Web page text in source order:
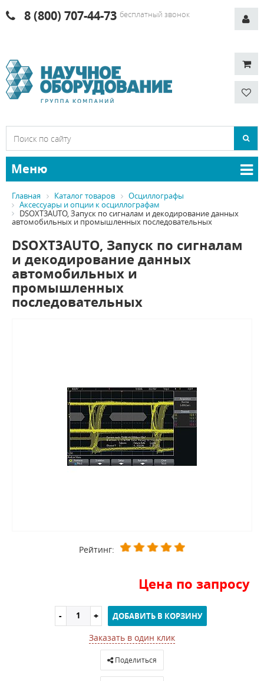
8 (800) 707-44-73 бесплатный звонок
Меню
Главная Каталог товаров
Осциллографы
Аксессуары и опции к осциллографам
DSOXT3AUTO, Запуск по сигналам и декодирование данных
автомобильных и промышленных последовательных
DSOXT3AUTO, Запуск по сигналам
и декодирование данных
автомобильных и
промышленных
последовательных
Рейтинг:
Цена по запросу
ДОБАВИТЬ В КОРЗИНУ
Заказать в один клик
Поделиться